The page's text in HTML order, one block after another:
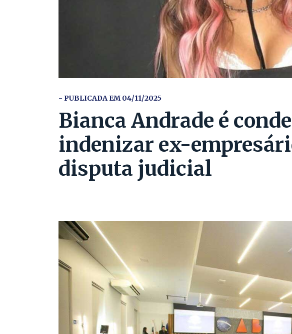
- PUBLICADA EM 04/11/2025
Bianca Andrade é
indenizar ex-
disputa judicial